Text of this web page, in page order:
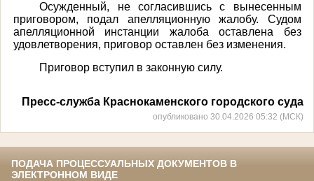
Осужденный, не согласившись с вынесенным
приговором, подал апелляционную жалобу. Судом
апелляционной инстанции жалоба оставлена без
удовлетворения, приговор оставлен без изменения.
Приговор вступил в законную силу.
Пресс-служба Краснокаменского городского суда
опубликовано 30.04.2026 05:32 (МСК)
ПОДАЧА ПРОЦЕССУАЛЬНЫХ ДОКУМЕНТОВ В
ЭЛЕКТРОННОМ ВИДЕ